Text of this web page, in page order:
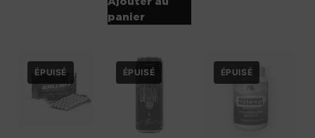
panier